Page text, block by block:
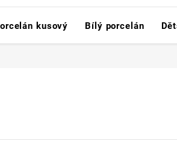
kusový Bílý porcelán